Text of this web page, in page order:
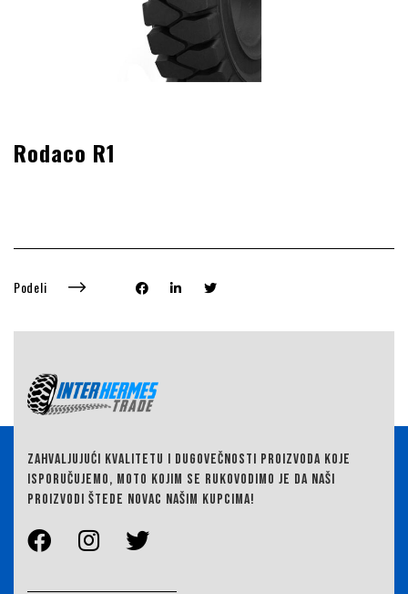
Rodaco R1
Podeli
ZAHVALJUJUĆI KVALITETU I DUGOVEČNOSTI PROIZVODA KOJE
ISPORUČUJEMO, MOTO KOJIM SE RUKOVODIMO JE DA NAŠI
PROIZVODI ŠTEDE NOVAC NAŠIM KUPCIMA!